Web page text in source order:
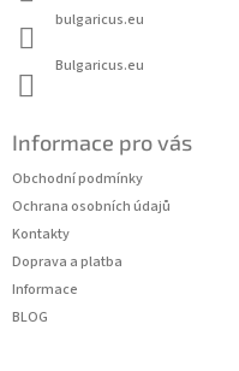
bulgaricus.eu
Bulgaricus.eu
Informace pro vás
Obchodní podmínky
Ochrana osobních údajů
Kontakty
Doprava a platba
Informace
BLOG